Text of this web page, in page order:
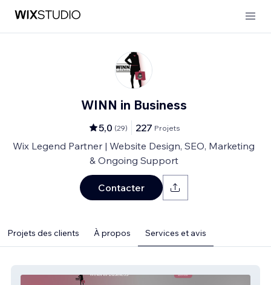
WINN in Business
5,0 (29) 227 Projets
Wix Legend Partner | Website Design, SEO, Marketing
& Ongoing Support
Contacter
Projets des clients À propos Services et avis